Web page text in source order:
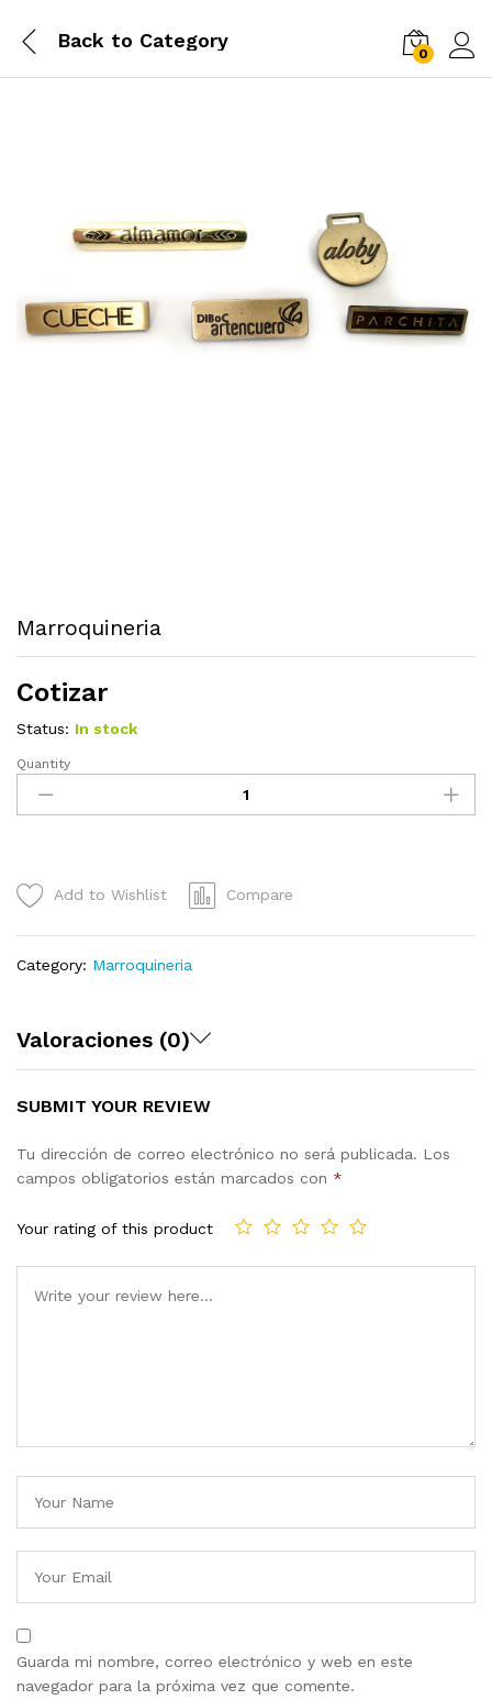
Back to Category
0
Marroquineria
Cotizar
Status: In stock
Marroquineria
quantity
Quantity
Add to Wishlist Compare
Category: Marroquineria
Valoraciones (0)
SUBMIT YOUR REVIEW
Tu dirección de correo electrónico no será publicada. Los
campos obligatorios están marcados con *
Your rating of this product
Guarda mi nombre, correo electrónico y web en este
navegador para la próxima vez que comente.